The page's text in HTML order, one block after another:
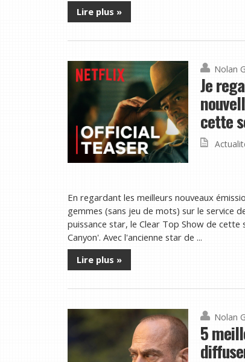
Lire plus »
Nolan
Je
cette
En regardant les meilleurs nouveaux
gemmes (sans jeu de mots) sur le service
puissance star, le Clear Top Show de cette
Canyon'. Avec l'ancienne star de ...
Lire plus »
Nolan
5